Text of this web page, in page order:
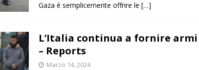
Gaza è semplicemente offrire le […]
L’Italia continua a fornire armi
– Reports
Marzo 14, 2024